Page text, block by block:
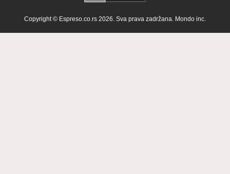
Copyright © Espreso.co.rs 2026. Sva prava zadržana. Mondo inc.